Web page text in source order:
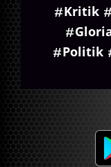
Kritik
Politik